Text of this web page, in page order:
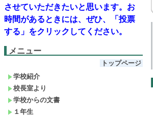
させていただきたいと思います。 お
時間があるときには、ぜひ、「投票
する」をクリックしてください。
メニュー
トップページ
学校紹介
校長室より
学校からの文書
１年生